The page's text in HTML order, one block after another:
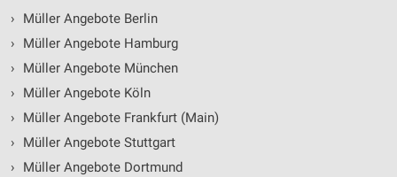
›
Müller Angebote Berlin
›
Müller Angebote Hamburg
›
Müller Angebote München
›
Müller Angebote Köln
›
Müller Angebote Frankfurt (Main)
›
Müller Angebote Stuttgart
›
Müller Angebote Dortmund